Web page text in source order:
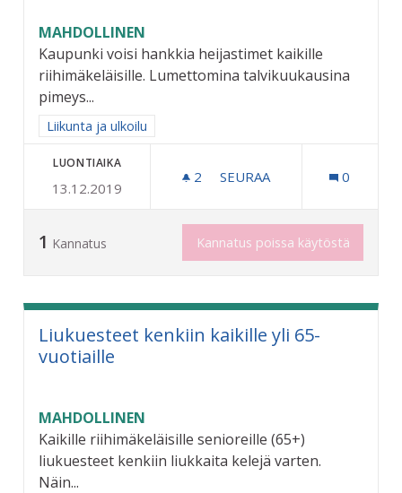
MAHDOLLINEN
Kaupunki voisi hankkia heijastimet kaikille
riihimäkeläisille. Lumettomina talvikuukausina
pimeys...
Rajaa tulokset aihepiirin mukaan: Liikunta ja ulkoilu
Liikunta ja ulkoilu
LUONTIAIKA
13.12.2019
2 2 SEURAAJAA
SEURAA 0
1 Kannatus Kannatus poissa käytöstä
Liukuesteet kenkiin kaikille yli 65-
vuotiaille
MAHDOLLINEN
Kaikille riihimäkeläisille senioreille (65+)
liukuesteet kenkiin liukkaita kelejä varten.
Näin...